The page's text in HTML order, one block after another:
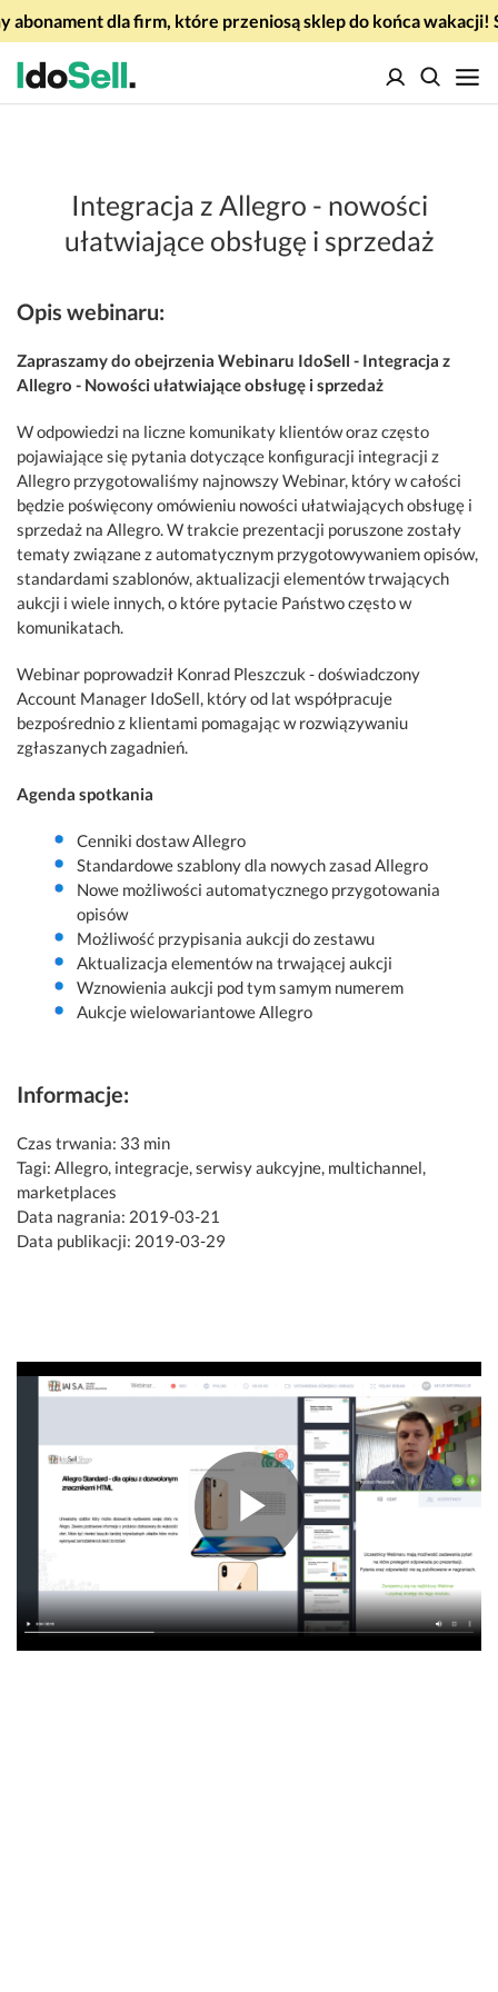
abonament dla firm, które przeniosą sklep do końca wakacji!
Integracja z Allegro - nowości
ułatwiające obsługę i sprzedaż
Opis webinaru:
Zapraszamy do obejrzenia Webinaru IdoSell - Integracja z
Allegro - Nowości ułatwiające obsługę i sprzedaż
W odpowiedzi na liczne komunikaty klientów oraz często
pojawiające się pytania dotyczące konfiguracji integracji z
Allegro przygotowaliśmy najnowszy Webinar, który w całości
będzie poświęcony omówieniu nowości ułatwiających obsługę i
sprzedaż na Allegro. W trakcie prezentacji poruszone zostały
tematy związane z automatycznym przygotowywaniem opisów,
standardami szablonów, aktualizacji elementów trwających
aukcji i wiele innych, o które pytacie Państwo często w
komunikatach.
Webinar poprowadził Konrad Pleszczuk - doświadczony
Account Manager IdoSell, który od lat współpracuje
bezpośrednio z klientami pomagając w rozwiązywaniu
zgłaszanych zagadnień.
Agenda spotkania
Cenniki dostaw Allegro
Standardowe szablony dla nowych zasad Allegro
Nowe możliwości automatycznego przygotowania
opisów
Możliwość przypisania aukcji do zestawu
Aktualizacja elementów na trwającej aukcji
Wznowienia aukcji pod tym samym numerem
Aukcje wielowariantowe Allegro
Informacje:
Czas trwania: 33 min
Tagi: Allegro, integracje, serwisy aukcyjne, multichannel,
marketplaces
Data nagrania: 2019-03-21
Data publikacji: 2019-03-29